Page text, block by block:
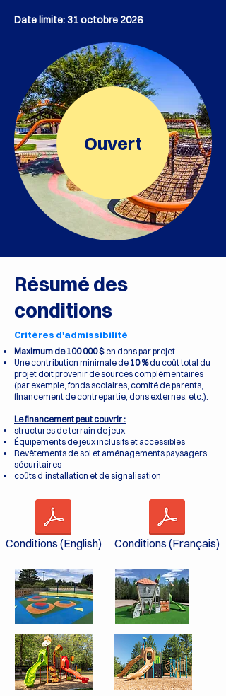
Date limite: 31 octobre 2026
Ouvert
Résumé des
conditions
Critères d'admissibilité
Maximum de 100 000 $ en dons par projet
Une contribution minimale de 10 %du coût total du
projet doit provenir de sources complémentaires
(par exemple, fonds scolaires, comité de parents,
financement de contrepartie, dons externes, etc.).
Le financement peut couvrir :
structures de terrain de jeux
Équipements de jeux inclusifs et accessibles
Revêtements de sol et aménagements paysagers
sécuritaires
coûts d'installation et de signalisation
Conditions (English) Conditions (Français)